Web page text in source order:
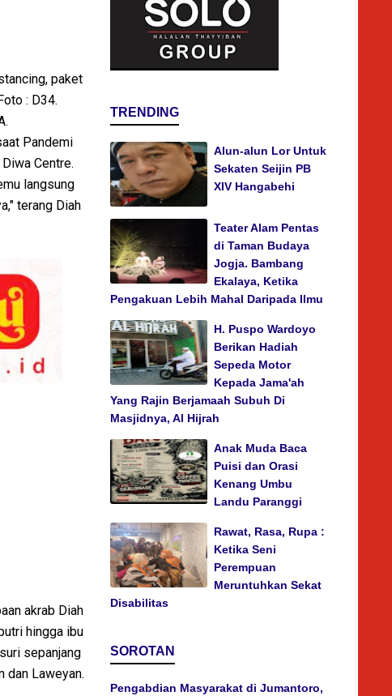
paket
: D34.
Pandemi
Centre.
langsung
terang Diah
akrab Diah
hingga ibu
sepanjang
dan Laweyan.
TRENDING
Alun-alun Lor Untuk
Sekaten Seijin PB
XIV Hangabehi
Teater Alam Pentas
di Taman Budaya
Jogja. Bambang
Ekalaya, Ketika
Pengakuan Lebih Mahal Daripada Ilmu
H. Puspo Wardoyo
Berikan Hadiah
Sepeda Motor
Kepada Jama'ah
Yang Rajin Berjamaah Subuh Di
Masjidnya, Al Hijrah
Anak Muda Baca
Puisi dan Orasi
Kenang Umbu
Landu Paranggi
Rawat, Rasa, Rupa :
Ketika Seni
Perempuan
Meruntuhkan Sekat
Disabilitas
SOROTAN
Pengabdian Masyarakat di Jumantoro,